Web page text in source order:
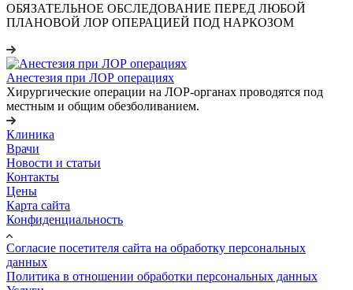
ОБЯЗАТЕЛЬНОЕ ОБСЛЕДОВАНИЕ ПЕРЕД ЛЮБОЙ
ПЛАНОВОЙ ЛОР ОПЕРАЦИЕЙ ПОД НАРКОЗОМ
Анестезия при ЛОР операциях
Хирургические операции на ЛОР-органах проводятся под
местным и общим обезболиванием.
Клиника
Врачи
Новости и статьи
Контакты
Цены
Карта сайта
Конфиденциальность
Согласие посетителя сайта на обработку персональных
данных
Политика в отношении обработки персональных данных